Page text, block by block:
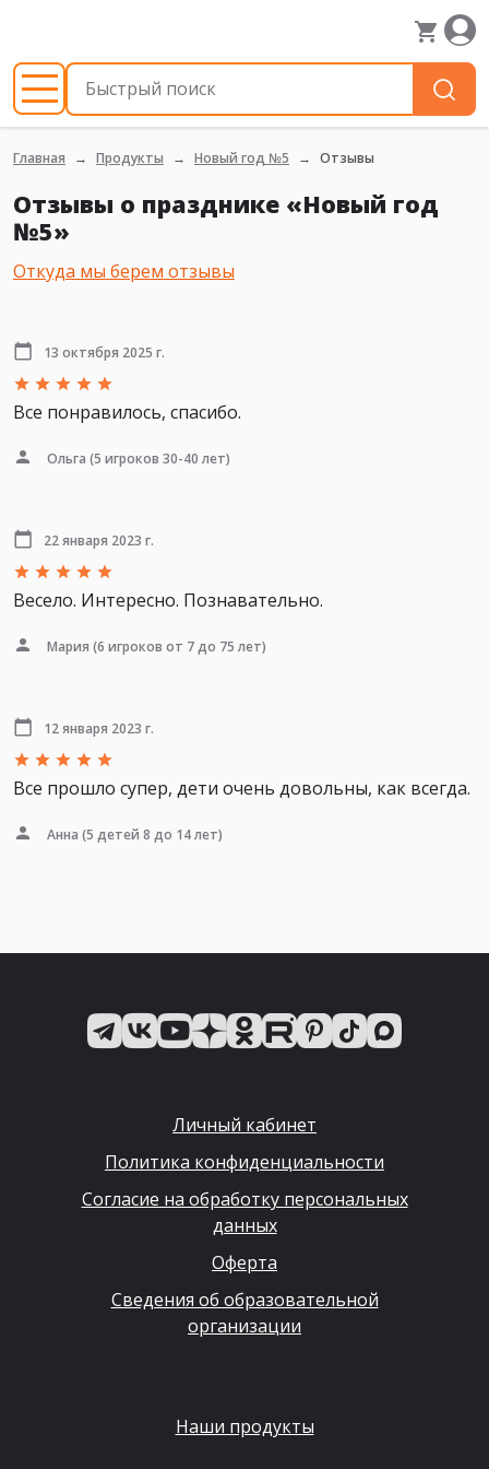
Главная Продукты Новый год №5 Отзывы
Отзывы о празднике «Новый год
№5»
Откуда мы берем отзывы
13 октября 2025 г.
Все понравилось, спасибо.
Ольга (5 игроков 30-40 лет)
22 января 2023 г.
Весело. Интересно. Познавательно.
Мария (6 игроков от 7 до 75 лет)
12 января 2023 г.
Все прошло супер, дети очень довольны, как всегда.
Анна (5 детей 8 до 14 лет)
Личный кабинет
Политика конфиденциальности
Согласие на обработку персональных
данных
Оферта
Сведения об образовательной
организации
Наши продукты